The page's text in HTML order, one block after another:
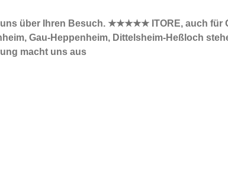
über Ihren Besuch. ★★★★★ ITORE, auch für
Gau-Heppenheim, Dittelsheim-Heßloch
macht uns aus